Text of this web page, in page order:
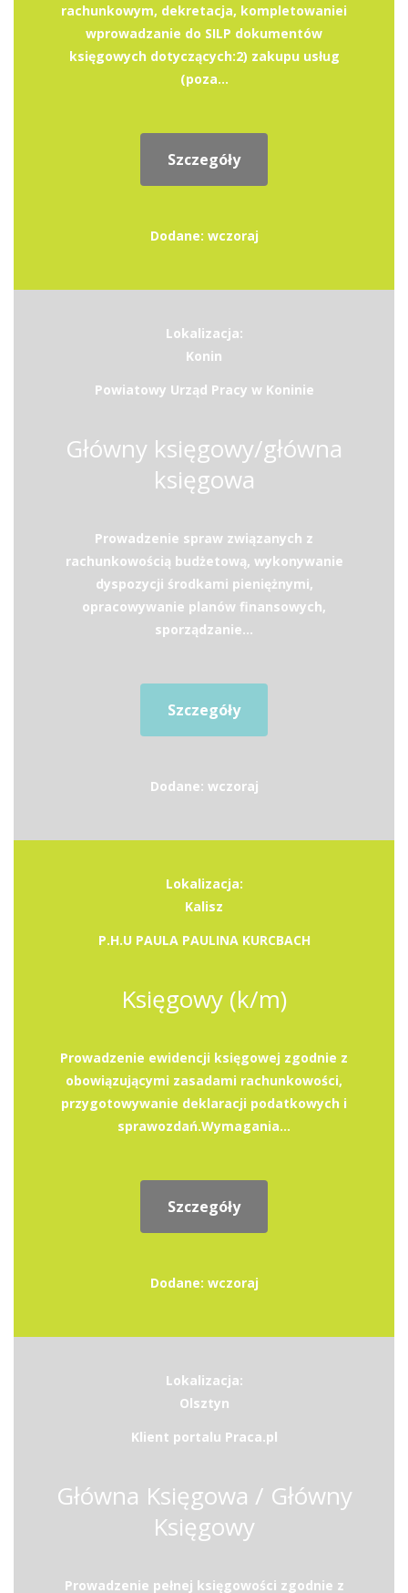
rachunkowym, dekretacja, kompletowaniei
wprowadzanie do SILP dokumentów
księgowych dotyczących:2) zakupu usług
(poza...
Szczegóły
Dodane: wczoraj
Lokalizacja:
Konin
Powiatowy Urząd Pracy w Koninie
Główny księgowy/główna
księgowa
Prowadzenie spraw związanych z
rachunkowością budżetową, wykonywanie
dyspozycji środkami pieniężnymi,
opracowywanie planów finansowych,
sporządzanie...
Szczegóły
Dodane: wczoraj
Lokalizacja:
Kalisz
P.H.U PAULA PAULINA KURCBACH
Księgowy (k/m)
Prowadzenie ewidencji księgowej zgodnie z
obowiązującymi zasadami rachunkowości,
przygotowywanie deklaracji podatkowych i
sprawozdań.Wymagania...
Szczegóły
Dodane: wczoraj
Lokalizacja:
Olsztyn
Klient portalu Praca.pl
Główna Księgowa / Główny
Księgowy
Prowadzenie pełnej księgowości zgodnie z